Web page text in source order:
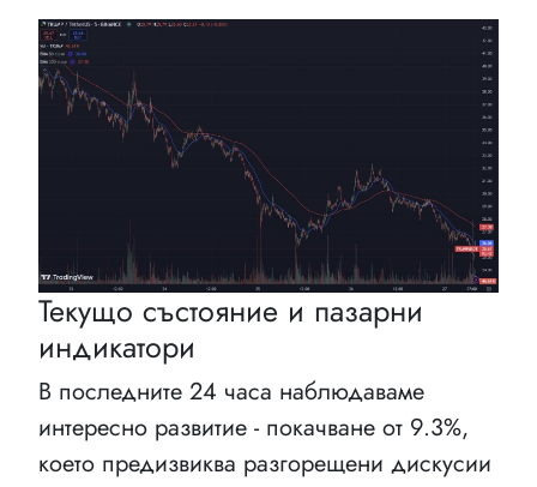
Текущо състояние и пазарни
индикатори
В последните 24 часа наблюдаваме
интересно развитие - покачване от 9.3%,
което предизвиква разгорещени дискусии